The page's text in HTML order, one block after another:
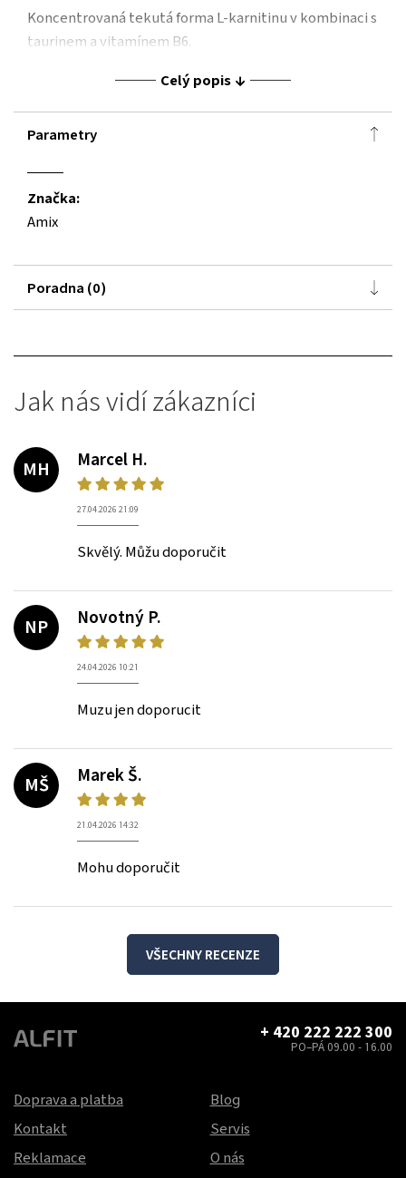
Koncentrovaná tekutá forma L-karnitinu v kombinaci s
taurinem a vitamínem B6.
Celý popis
Parametry
Značka:
Amix
Poradna (0)
Jak nás vidí zákazníci
MH
Marcel H.
27.04.2026 21:09
Skvělý. Můžu doporučit
NP
Novotný P.
24.04.2026 10:21
Muzu jen doporucit
MŠ
Marek Š.
21.04.2026 14:32
Mohu doporučit
VŠECHNY RECENZE
+ 420 222 222 300
PO–PÁ 09.00 - 16.00
Doprava a platba
Kontakt
Reklamace
Blog
Servis
O nás